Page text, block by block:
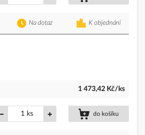
K objednání
Na dotaz
1 473,42 Kč/ks
ks do košíku